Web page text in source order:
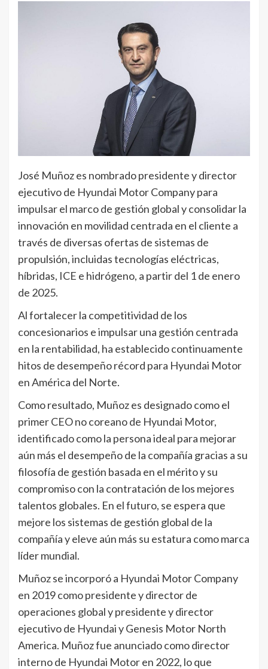
José Muñoz es nombrado presidente y director
ejecutivo de Hyundai Motor Company para
impulsar el marco de gestión global y consolidar la
innovación en movilidad centrada en el cliente a
través de diversas ofertas de sistemas de
propulsión, incluidas tecnologías eléctricas,
híbridas, ICE e hidrógeno, a partir del 1 de enero
de 2025.
Al fortalecer la competitividad de los
concesionarios e impulsar una gestión centrada
en la rentabilidad, ha establecido continuamente
hitos de desempeño récord para Hyundai Motor
en América del Norte.
Como resultado, Muñoz es designado como el
primer CEO no coreano de Hyundai Motor,
identificado como la persona ideal para mejorar
aún más el desempeño de la compañía gracias a su
filosofía de gestión basada en el mérito y su
compromiso con la contratación de los mejores
talentos globales. En el futuro, se espera que
mejore los sistemas de gestión global de la
compañía y eleve aún más su estatura como marca
líder mundial.
Muñoz se incorporó a Hyundai Motor Company
en 2019 como presidente y director de
operaciones global y presidente y director
ejecutivo de Hyundai y Genesis Motor North
America. Muñoz fue anunciado como director
interno de Hyundai Motor en 2022, lo que